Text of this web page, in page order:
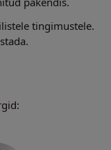
tingimustele.